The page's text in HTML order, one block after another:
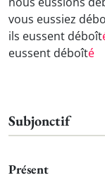
vous eussiez
ils eussent déboît
eussent déboîté
Subjonctif
Présent